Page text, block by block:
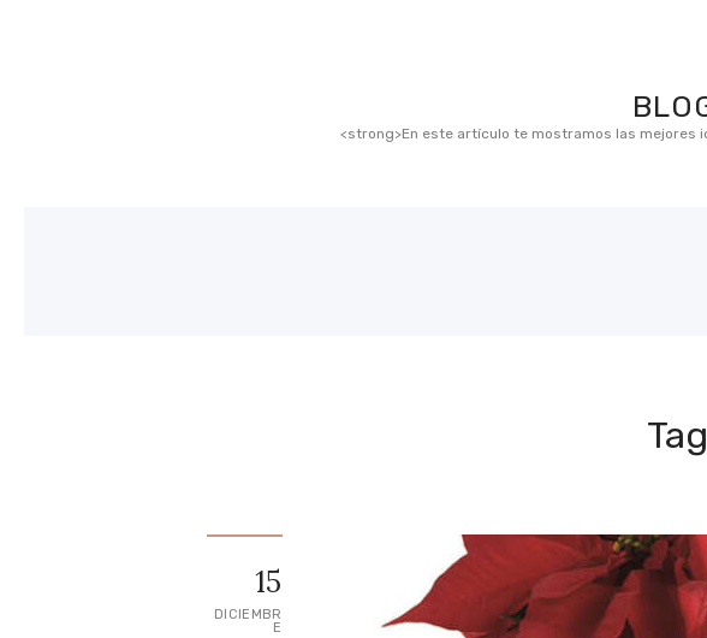
<strong>En este artículo te mostramos las mejores
<strong>En este artículo te mostramos las
15
DICIEMBR
E